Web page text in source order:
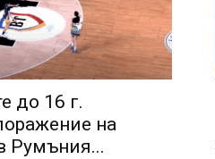
до 16 г.
на
Румъния...